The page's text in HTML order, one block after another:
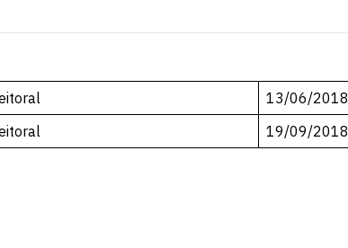
13/06/2018
19/09/2018